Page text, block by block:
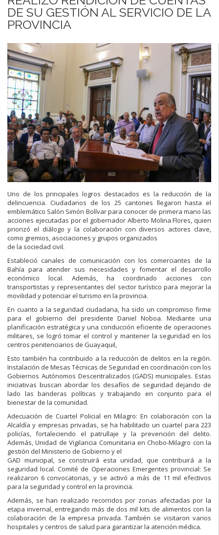
DE SU GESTIÓN AL SERVICIO DE LA
PROVINCIA
Uno de los principales logros destacados es la reducción de la
delincuencia. Ciudadanos de los 25 cantones llegaron hasta el
emblemático Salón Simón Bolívar para conocer de primera mano las
acciones ejecutadas por el gobernador Alberto Molina Flores, quien
priorizó el diálogo y la colaboración con diversos actores clave,
como gremios, asociaciones y grupos organizados
de la sociedad civil.
Estableció canales de comunicación con los comerciantes de la
Bahía para atender sus necesidades y fomentar el desarrollo
económico local. Además, ha coordinado acciones con
transportistas y representantes del sector turístico para mejorar la
movilidad y potenciar el turismo en la provincia.
En cuanto a la seguridad ciudadana, ha sido un compromiso firme
para el gobierno del presidente Daniel Noboa. Mediante una
planificación estratégica y una conducción eficiente de operaciones
militares, se logró tomar el control y mantener la seguridad en los
centros penitenciarios de Guayaquil,
Esto también ha contribuido a la reducción de delitos en la región.
Instalación de Mesas Técnicas de Seguridad en coordinación con los
Gobiernos Autónomos Descentralizados (GADS) municipales. Estas
iniciativas buscan abordar los desafíos de seguridad dejando de
lado las banderas políticas y trabajando en conjunto para el
bienestar de la comunidad.
Adecuación de Cuartel Policial en Milagro: En colaboración con la
Alcaldía y empresas privadas, se ha habilitado un cuartel para 223
policías, fortaleciendo el patrullaje y la prevención del delito.
Además, Unidad de Vigilancia Comunitaria en Chobo-Milagro con la
gestión del Ministerio de Gobierno y el
GAD municipal, se construirá esta unidad, que contribuirá a la
seguridad local. Comité de Operaciones Emergentes provincial: Se
realizaron 6 convocatorias, y se activó a más de 11 mil efectivos
para la seguridad y control en la provincia.
Además, se han realizado recorridos por zonas afectadas por la
etapa invernal, entregando más de dos mil kits de alimentos con la
colaboración de la empresa privada. También se visitaron varios
hospitales y centros de salud para garantizar la atención médica.